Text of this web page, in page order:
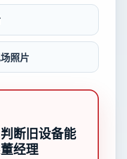
照片
断旧设备能
经理